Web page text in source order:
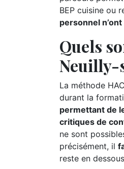
BEP cuisine ou
personnel
Quels
Neuilly-
La méthode
durant la
permettant de
critiques de
ne sont
précisément, il
reste en